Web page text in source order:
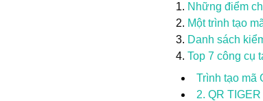
Những điểm
Một trình tạo
Danh sách
Top 7 công cụ
Trình tạo mã
2. QR TIGER